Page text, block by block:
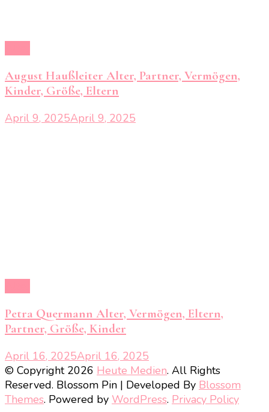
August Haußleiter Alter, Partner, Vermögen,
Kinder, Größe, Eltern
April 9, 2025April 9, 2025
Petra Quermann Alter, Vermögen, Eltern,
Partner, Größe, Kinder
April 16, 2025April 16, 2025
© Copyright 2026 Heute Medien. All Rights
Reserved. Blossom Pin | Developed By Blossom
Themes. Powered by WordPress. Privacy Policy